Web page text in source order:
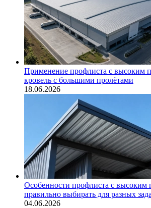
Применение профлиста с высоким
кровель с большими пролётами
18.06.2026
Особенности профлиста с высоким
правильно выбирать для разных
04.06.2026